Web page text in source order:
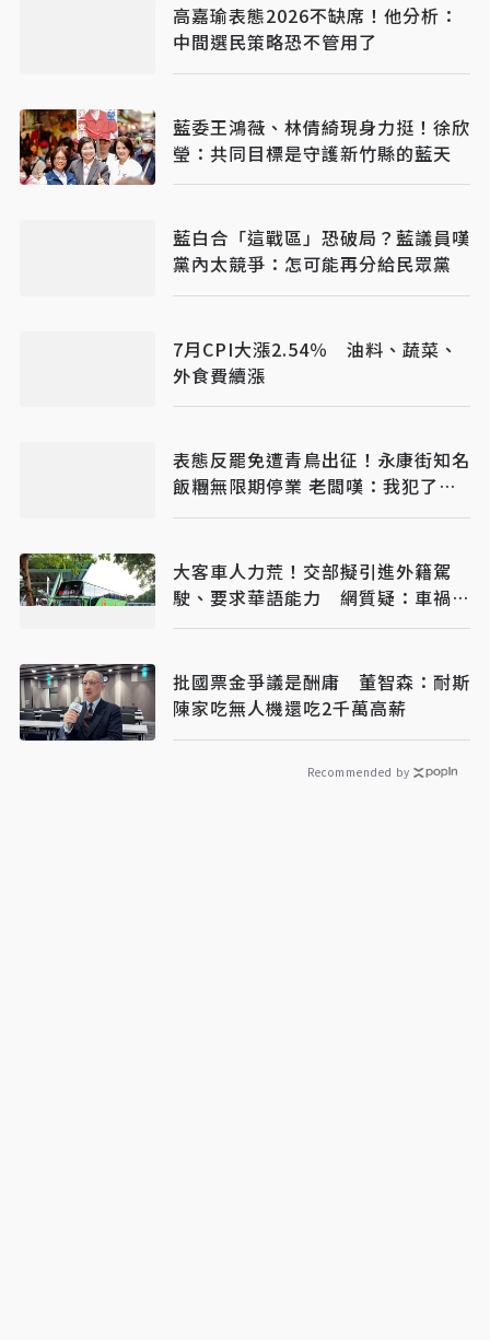
高嘉瑜表態2026不缺席！他分析：
中間選民策略恐不管用了
藍委王鴻薇、林倩綺現身力挺！徐欣
瑩：共同目標是守護新竹縣的藍天
藍白合「這戰區」恐破局？藍議員嘆
黨內太競爭：怎可能再分給民眾黨
7月CPI大漲2.54％ 油料、蔬菜、
外食費續漲
表態反罷免遭青鳥出征！永康街知名
飯糰無限期停業 老闆嘆：我犯了什
麼錯？
大客車人力荒！交部擬引進外籍駕
駛、要求華語能力 網質疑：車禍發
生誰處理
批國票金爭議是酬庸 董智森：耐斯
陳家吃無人機還吃2千萬高薪
Recommended by